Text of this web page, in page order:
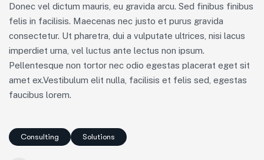
Donec vel dictum mauris, eu gravida arcu. Sed finibus finibus
felis in facilisis. Maecenas nec justo et purus gravida
consectetur. Ut pharetra, dui a vulputate ultrices, nisi lacus
imperdiet urna, vel luctus ante lectus non ipsum.
Pellentesque non tortor nec odio egestas placerat eget sit
amet ex.Vestibulum elit nulla, facilisis et felis sed, egestas
faucibus lorem.
Consulting Solutions